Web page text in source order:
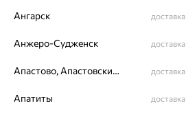
Гарантия и возврат
Ангарск доставка
Анжеро-Судженск доставка
Апастово, Апастовский район доставка
Апатиты доставка